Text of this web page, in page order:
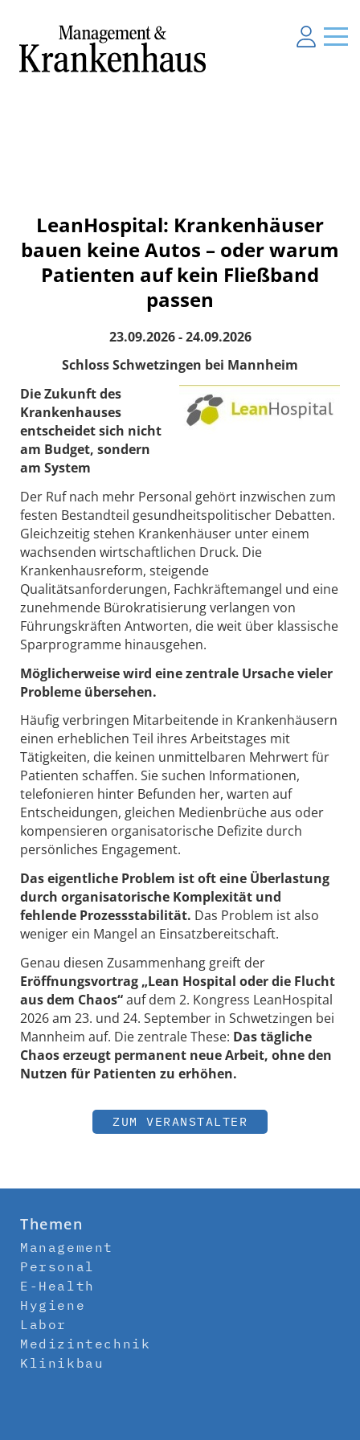
LeanHospital: Krankenhäuser
bauen keine Autos – oder warum
Patienten auf kein Fließband
passen
23.09.2026 - 24.09.2026
Schloss Schwetzingen bei Mannheim
Die Zukunft des
Krankenhauses
entscheidet sich nicht
am Budget, sondern
am System
Der Ruf nach mehr Personal gehört inzwischen zum
festen Bestandteil gesundheitspolitischer Debatten.
Gleichzeitig stehen Krankenhäuser unter einem
wachsenden wirtschaftlichen Druck. Die
Krankenhausreform, steigende
Qualitätsanforderungen, Fachkräftemangel und eine
zunehmende Bürokratisierung verlangen von
Führungskräften Antworten, die weit über klassische
Sparprogramme hinausgehen.
Möglicherweise wird eine zentrale Ursache vieler
Probleme übersehen.
Häufig verbringen Mitarbeitende in Krankenhäusern
einen erheblichen Teil ihres Arbeitstages mit
Tätigkeiten, die keinen unmittelbaren Mehrwert für
Patienten schaffen. Sie suchen Informationen,
telefonieren hinter Befunden her, warten auf
Entscheidungen, gleichen Medienbrüche aus oder
kompensieren organisatorische Defizite durch
persönliches Engagement.
Das eigentliche Problem ist ofteine Überlastung
durch organisatorische Komplexität und
fehlende Prozessstabilität. Das Problem ist also
weniger ein Mangel an Einsatzbereitschaft.
Genau diesen Zusammenhang greift der
Eröffnungsvortrag „Lean Hospital oder die Flucht
aus dem Chaos“auf dem 2. Kongress LeanHospital
2026 am 23. und 24. September in Schwetzingen bei
Mannheim auf. Die zentrale These: Das tägliche
Chaos erzeugt permanent neue Arbeit, ohne den
Nutzen für Patienten zu erhöhen.
ZUM VERANSTALTER
Themen
Management
Personal
E-Health
Hygiene
Labor
Medizintechnik
Klinikbau